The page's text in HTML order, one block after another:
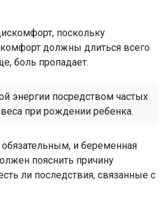
поскольку
должны длиться всего
боль пропадает.
энергии посредством частых
при рождении ребенка.
обязательным, и беременная
пояснить причину
ли последствия, связанные с